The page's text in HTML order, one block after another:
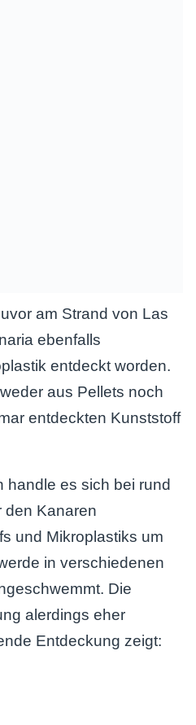
am Strand von Las
ebenfalls
entdeckt worden.
aus Pellets noch
entdeckten Kunststoff
handle es sich bei rund
den Kanaren
und Mikroplastiks um
in verschiedenen
Die
alerdings eher
Entdeckung zeigt: